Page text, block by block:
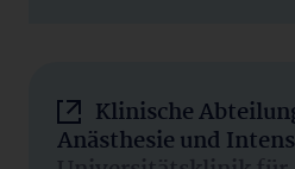
Klinische
Anästhesie und